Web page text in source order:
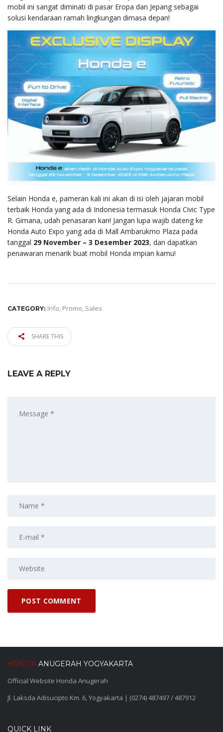
mobil ini sangat diminati di pasar Eropa dan Jepang sebagai
solusi kendaraan ramah lingkungan dimasa depan!
Selain Honda e, pameran kali ini akan di isi oleh jajaran mobil
terbaik Honda yang ada di Indonesia termasuk Honda Civic Type
R. Gimana, udah penasaran kan! Jangan lupa wajib dateng ke
Honda Auto Expo yang ada di Mall Ambarukmo Plaza pada
tanggal 29 November – 3 Desember 2023, dan dapatkan
penawaran menarik buat mobil Honda impian kamu!
CATEGORY: Info, Promo, Sales
SHARE THIS
LEAVE A REPLY
HONDA ANUGERAH YOGYAKARTA
Official Website Honda Anugerah
Jl. Laksda Adisucipto Km. 6, Yogyakarta | (0274) 487497 / 487912
QUICK LINK